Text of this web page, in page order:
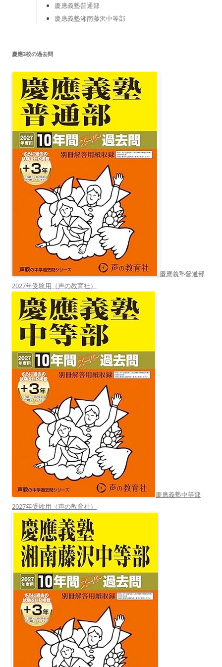
慶應義塾普通部
慶應義塾湘南藤沢中等部
慶應3校の過去問
慶應義塾普通部
2027年受験用（声の教育社）
慶應義塾中等部
2027年受験用（声の教育社）